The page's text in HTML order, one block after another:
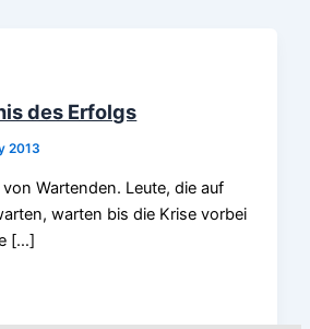
des Erfolgs
2013
Wartenden. Leute, die auf
warten bis die Krise vorbei
[…]